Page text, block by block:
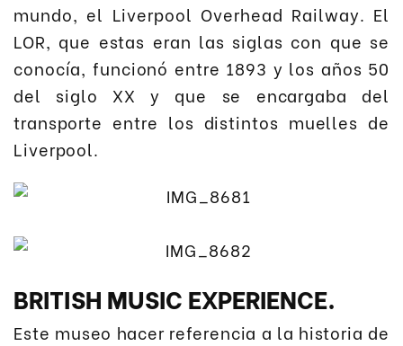
mundo, el Liverpool Overhead Railway. El
LOR, que estas eran las siglas con que se
conocía, funcionó entre 1893 y los años 50
del siglo XX y que se encargaba del
transporte entre los distintos muelles de
Liverpool.
BRITISH MUSIC EXPERIENCE.
Este museo hacer referencia a la historia de